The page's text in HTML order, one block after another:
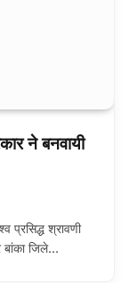
ने बनवायी
प्रसिद्ध श्रावणी
जिले…